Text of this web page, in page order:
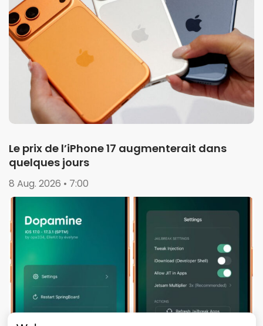
Le prix de l’iPhone 17 augmenterait dans
quelques jours
8 Aug. 2026 • 7:00